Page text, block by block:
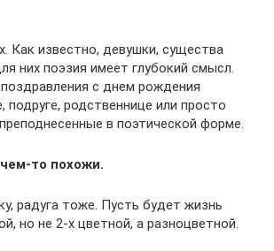
Как известно, девушки, существа
них поэзия имеет глубокий смысл.
с днем рождения
подруге, родственнице или просто
в поэтической форме.
то похожи.
радуга тоже. Пусть будет жизнь
но не 2-х цветной, а разноцветной.